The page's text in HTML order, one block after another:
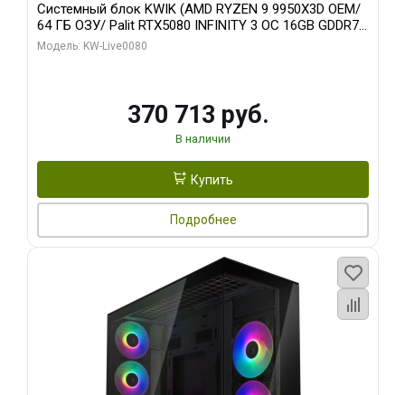
Системный блок KWIK (AMD RYZEN 9 9950X3D OEM/
64 ГБ ОЗУ/ Palit RTX5080 INFINITY 3 OC 16GB GDDR7
256bit 3xDP H/ 960 ГБ SSD)
Модель: KW-Live0080
370 713 руб.
В наличии
Купить
Подробнее